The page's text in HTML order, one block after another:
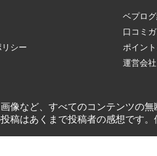
シー
ベプロ
口コミ
ポイン
運営会社
像など、すべてのコンテンツの無
稿はあくまで投稿者の感想です